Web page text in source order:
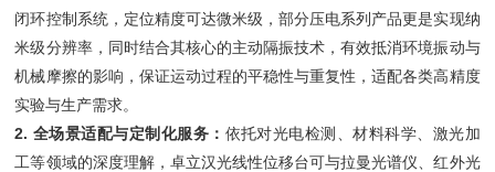
闭环控制系统，定位精度可达微米级，部分压电系列产品更是实现纳
米级分辨率，同时结合其核心的主动隔振技术，有效抵消环境振动与
机械摩擦的影响，保证运动过程的平稳性与重复性，适配各类高精度
实验与生产需求。
2. 全场景适配与定制化服务 ： 依托对光电检测、材料科学、激光加
工等领域的深度理解，卓立汉光线性位移台可与拉曼光谱仪、红外光